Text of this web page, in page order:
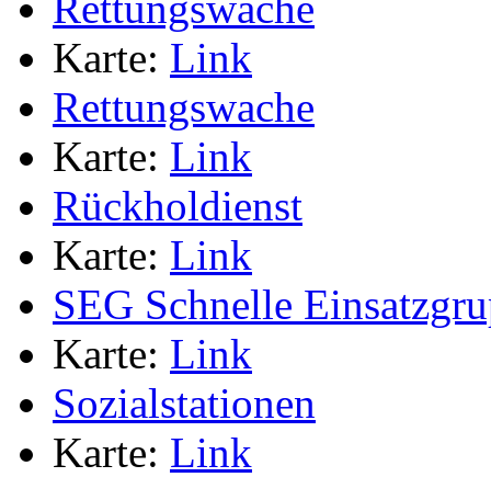
Karte: Link
Rettungswache
Karte: Link
Rückholdienst
Karte: Link
SEG Schnelle
Karte: Link
Sozialstationen
Karte: Link